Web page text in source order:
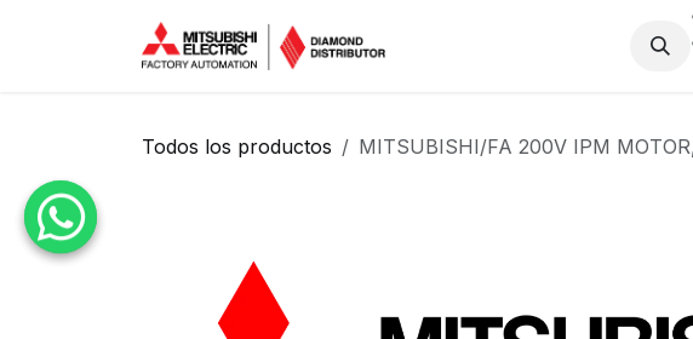
Nosotros
Todos los productos MITSUBISHI/FA 200V IPM